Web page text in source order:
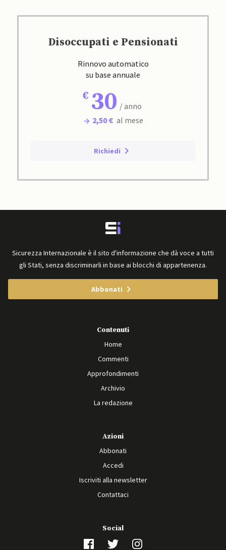
Disoccupati e Pensionati
Rinnovo automatico
su base annuale
30 / anno
2,50 € al mese
Richiedi
Sicurezza Internazionale è il sito d'informazione che dà voce a tutti
gli Stati, senza discriminarli in base ai blocchi di appartenenza.
Abbonati
Contenuti
Home
Commenti
Approfondimenti
Archivio
La redazione
Azioni
Abbonati
Accedi
Iscriviti alla newsletter
Contattaci
Social